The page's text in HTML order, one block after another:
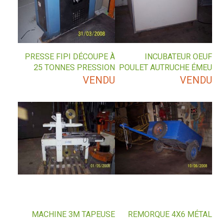
INCUBATEUR OEUF
POULET AUTRUCHE ÉMEU
VENDU
PRESSE FIPI DÉCOUPE À
25 TONNES PRESSION
VENDU
REMORQUE 4X6 MÉTAL
MACHINE 3M TAPEUSE